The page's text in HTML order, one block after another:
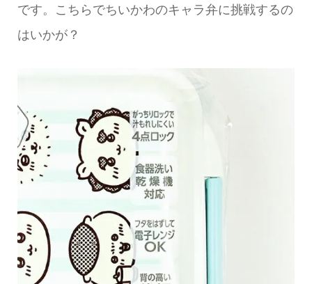
です。こちらでちいかわのキャラ弁に挑戦するの
はいかが？